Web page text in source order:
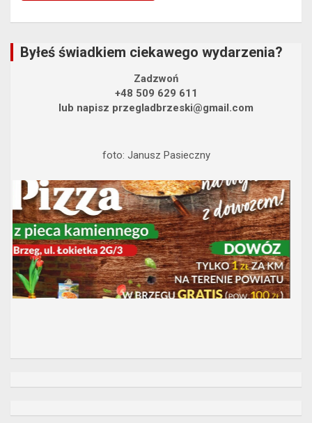
Byłeś świadkiem ciekawego wydarzenia?
Zadzwoń
+48 509 629 611
lub napisz przegladbrzeski@gmail.com
foto: Janusz Pasieczny